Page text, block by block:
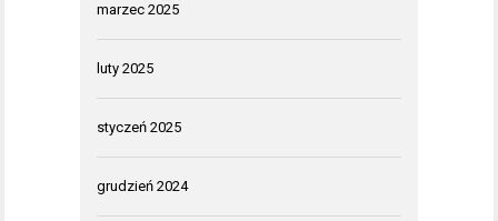
marzec 2025
luty 2025
styczeń 2025
grudzień 2024